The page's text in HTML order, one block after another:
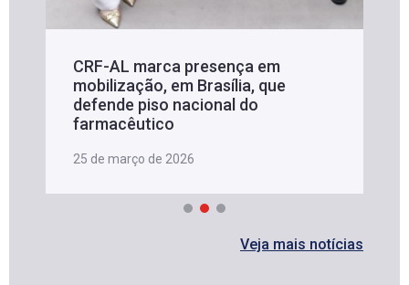
CRF-AL marca presença em
mobilização, em Brasília, que
defende piso nacional do
farmacêutico
25 de março de 2026
Veja mais notícias